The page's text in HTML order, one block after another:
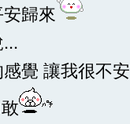
歸來
覺 讓我很不安